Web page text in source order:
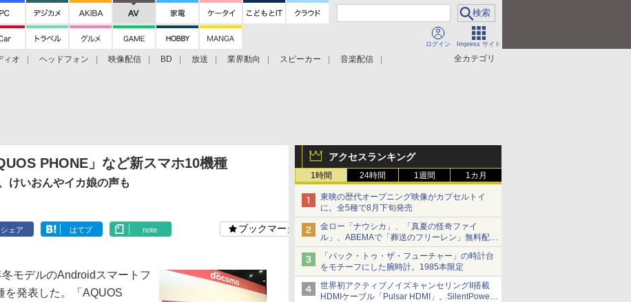
ログイン Impress サイト
全カテゴリ
ィオ ヘッドフォン 映像配信 BD 放送 業界動向 スピーカー
音楽配信
アクセスランキング
1時間 24時間 1週間 1カ月
東映の歴代オープニング映像がカプセルトイ
に。全5種で8月下旬発売
金ロー「ナウシカ」、「真夏の怪奇ファイ
ル」、ABEMAで「葬送のフリーレン」無料配信
など。夏の特番・配信情報
「バック・トゥ・ザ・フューチャー」の時計台
をモチーフにした腕時計。1985本限定
世界初アクティブノイズキャンセリングII搭載
HDMIケーブル「Pulsar HDMI」。SilentPower
PHONE」など新スマホ10機種
けいおんやイカ娘の声も
シェア はてブ note ブックマーク
モデルのAndroidスマートフ
を発表した。「AQUOS